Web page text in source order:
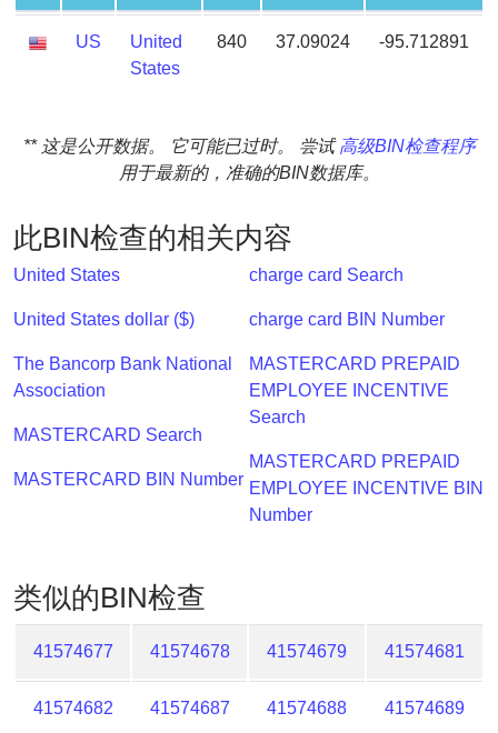
What
is
?
IP
BIN
/
Validator
US
United
States
840 37.09024 -95.712891
** 这是公开数据。 它可能已过时。 尝试高级BIN检查程序
用于最新的，准确的BIN数据库。
此BIN检查的相关内容
United States
United States dollar ($)
The Bancorp Bank National
Association
MASTERCARD Search
MASTERCARD BIN Number
charge card Search
charge card BIN Number
MASTERCARD PREPAID
EMPLOYEE INCENTIVE
Search
MASTERCARD PREPAID
EMPLOYEE INCENTIVE BIN
Number
类似的BIN检查
41574677 41574678 41574679 41574681
41574682 41574687 41574688 41574689